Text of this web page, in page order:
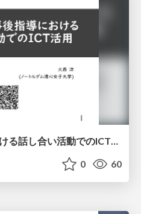
教育実習の事後指導における話し合い活動でのICT活用
0 60